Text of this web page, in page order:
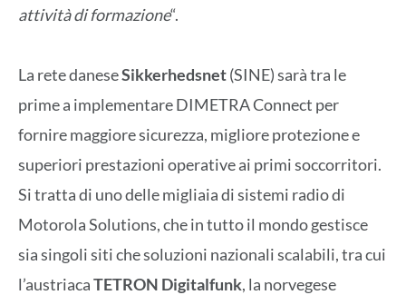
attività di formazione“.
La rete daneseSikkerhedsnet(SINE) sarà tra le
prime a implementare DIMETRA Connect per
fornire maggiore sicurezza, migliore protezione e
superiori prestazioni operative ai primi soccorritori.
Si tratta di uno delle migliaia di sistemi radio di
Motorola Solutions, che in tutto il mondo gestisce
sia singoli siti che soluzioni nazionali scalabili, tra cui
l’austriacaTETRON Digitalfunk, la norvegese